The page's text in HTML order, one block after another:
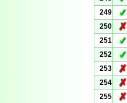
249
✓
250
✗
251
✓
252
✓
253
✗
254
✗
255
✗